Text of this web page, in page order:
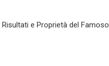
e Proprietà del Famoso